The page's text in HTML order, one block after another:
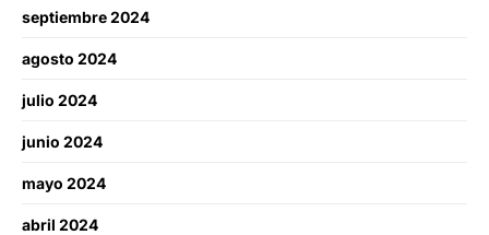
septiembre 2024
agosto 2024
julio 2024
junio 2024
mayo 2024
abril 2024